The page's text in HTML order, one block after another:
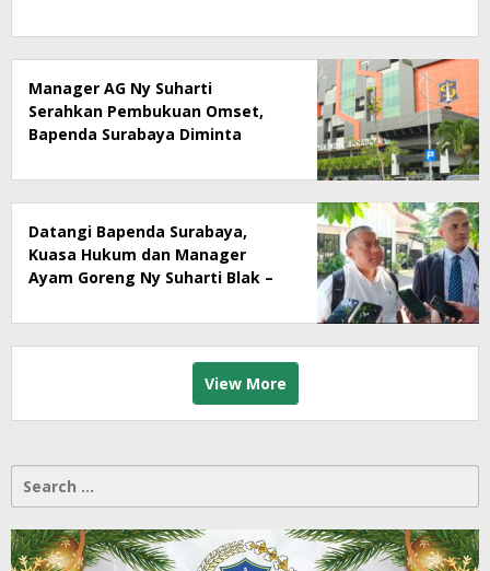
Manager AG Ny Suharti
Serahkan Pembukuan Omset,
Bapenda Surabaya Diminta
Datangi Bapenda Surabaya,
Kuasa Hukum dan Manager
Ayam Goreng Ny Suharti Blak –
Penyimpangan Pajak
View More
Search
for: